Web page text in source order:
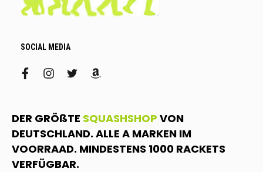
SOCIAL MEDIA
facebookinstagram
twitteramazon
DER GRÖßTE SQUASHSHOP VON
DEUTSCHLAND. ALLE A MARKEN IM
VOORRAAD. MINDESTENS 1000 RACKETS
VERFÜGBAR.